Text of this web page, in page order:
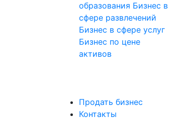
образования Бизнес в
сфере развлечений
Бизнес в сфере услуг
Бизнес по цене
активов
Продать бизнес
Контакты